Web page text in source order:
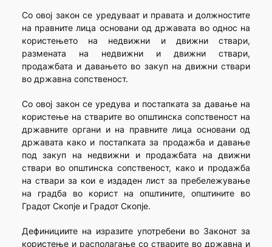
Со овој закон се уредуваат и правата и должностите
на правните лица основани од државата во однос на
користењето на недвижни и движни ствари,
размената на недвижни и движни ствари,
продажбата и давањето во закуп на движни ствари
во државна сопственост.
Со овој закон се уредува и постапката за давање на
користење на стварите во општинска сопственост на
државните органи и на правните лица основани од
државата како и постапката за продажба и давање
под закуп на недвижни и продажбата на движни
ствари во општинска сопственост, како и продажба
на ствари за кои е издаден лист за пребележување
на градба во корист на општините, општините во
Градот Скопје и Градот Скопје.
Дефинициите на изразите употребени во Законот за
користење и располагање со стварите во државна и